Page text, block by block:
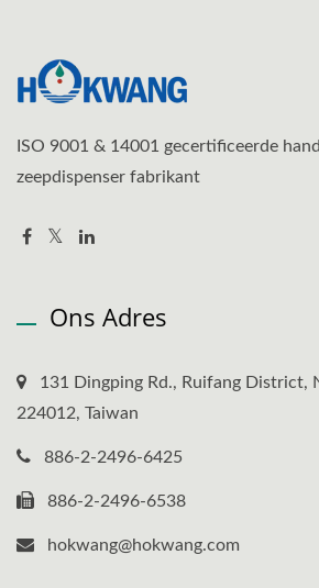
ISO 9001 & 14001 gecertificeerde
zeepdispenser fabrikant
Ons Adres
131 Dingping Rd., Ruifang District,
224012, Taiwan
886-2-2496-6425
886-2-2496-6538
hokwang@hokwang.com